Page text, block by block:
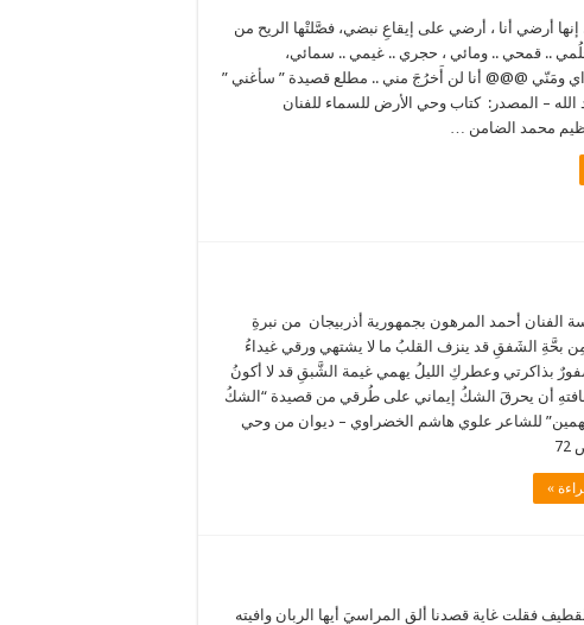
إنها أرضي أنا ، أرضي على إيقاعِ نبضي، فصَّلتْها الريح من
.. قمحي .. ومائي ، حجري .. غيمي .. سمائي،
ومَنّي @@@ أنا لن أَخرُجَ مني .. مطلع قصيدة ” سأغني ”
الله – المصدر: كتاب وحي الأرض للسماء للفنان
محمد الضامن …
الفنان أحمد المرهون بجمهورية أذربيجان من نبرةِ
بحَّةِ الشَفقِ قد ينزف القلبُ ما لا يشتهي ورقي غيداءُ
بذاكرتي وعطركِ الليلُ يهمي غيمة الشَّبقِ قد لا أكونُ
أن يحرقَ الشكُ إيماني على طُرقي من قصيدة “الشكُ
للشاعر علوي هاشم الخضراوي – ديوان من وحي
»
فقلت غاية قصدنا ألق المراسيَ أيها الربان وافيته